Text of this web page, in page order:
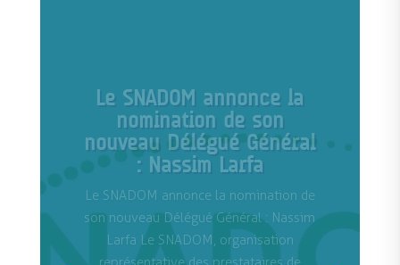
Election du Bureau
syndical du SNADOM
Jeudi 14 mars, le Docteur Françoise